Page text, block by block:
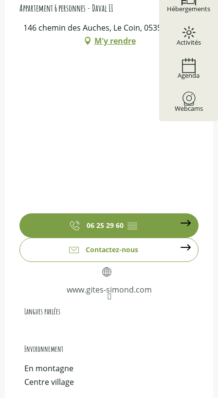
Hébergements
Activités
Agenda
Webcams
Appartement 6 personnes - Daval II
146 chemin des Auches, Le Coin, 05350 Arvieux
M'y rendre
06 25 29 60 ▒▒
Contactez-nous
www.gites-simond.com
Langues parlées
Langues parlées
Environnement
Environnement
En montagne
Centre village